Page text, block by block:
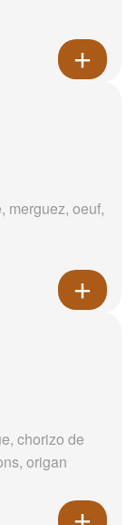
merguez, oeuf,
chorizo de
origan